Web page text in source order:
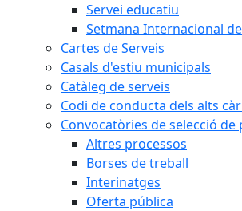
Servei educatiu
Setmana Internacional
Cartes de Serveis
Casals d'estiu municipals
Catàleg de serveis
Codi de conducta dels alts
Convocatòries de selecció de
Altres processos
Borses de treball
Interinatges
Oferta pública